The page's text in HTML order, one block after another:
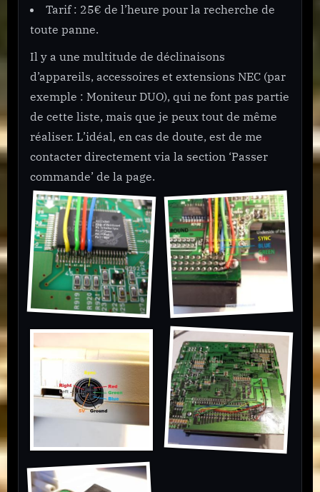
t
i
v
Tarif : 25€ de l’heure pour la recherche de
toute panne.
Il y a une multitude de déclinaisons
d’appareils, accessoires et extensions NEC (par
exemple : Moniteur DUO), qui ne font pas partie
de cette liste, mais que je peux tout de même
réaliser. L’idéal, en cas de doute, est de me
contacter directement via la section ‘Passer
commande’ de la page.
PUCE Gestion
Video
PCE_RGB
Interface Unit
PCEngine_after
_mod-1
PCEngine_conn
ection